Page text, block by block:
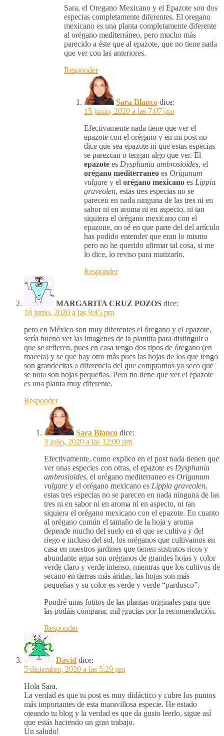
Sara, el Oregano Mexicano y el Epazote son dos
especias completamente diferentes. El oregano
mexicano es una planta completamente diferente
al orégano mediterráneo, pero mucho más
parecido a éste que al epazote, que no tiene nada
que ver con las anteriores.
Responder
Sara Blanco dice:
15 junio, 2020 a las 7:07 pm
Efectivamente nada tiene que ver el
epazote con el orégano y en mi post no
dice que sea epazote ni que estas especias
se parezcan o tengan algo que ver. El
epazote es Dysphania ambrosioides, el
orégano mediterraneo es Origanum
vulgare y el orégano mexicano es Lippia
graveolen, estas tres especias no se
parecen en nada ninguna de las tres ni en
sabor ni en aroma ni en aspecto, ni tan
siquiera el orégano mexicano con el
epazone, no sé en que parte del del artículo
has podido entender que eran lo mismo
pero no he querido afirmar tal cosa, si me
lo dice, lo reviso para matizarlo.
Responder
MARGARITA CRUZ POZOS dice:
18 junio, 2020 a las 9:45 pm
pero en México son muy diferentes el óregano y el epazote,
sería bueno ver las imagenes de la plantita para distinguir a
que se refieren, pues en casa tengo dos tipos de óregano (en
maceta) y se que hay otro más pues las hojas de los que tengo
son grandecitas a diferencia del que compramos ya seco que
se nota son hojas pequeñas. Pero no tiene que ver el epazote
es una planta muy diferente.
Responder
Sara Blanco dice:
3 julio, 2020 a las 12:00 pm
Efectivamente, como explico en el post nada tienen que
ver unas especies con otras, el epazote es Dysphania
ambrosioides, el orégano mediterraneo es Origanum
vulgare y el orégano mexicano es Lippia graveolen,
estas tres especias no se parecen en nada ninguna de las
tres ni en sabor ni en aroma ni en aspecto, ni tan
siquiera el orégano mexicano con el epazote. En cuanto
al orégano común el tamaño de la hoja y aroma
depende mucho del suelo en el que se cultiva y del
riego e incluso del sol, los oréganos que cultivamos en
casa en nuestros jardines que tienen sustratos ricos y
abundante agua son oréganos de grandes hojas y color
verde claro y verde intenso, mientras que los cultivos de
secano en tierras más áridas, las hojas son más
pequeñas y su color es verde y verde “pardusco”.
Pondré unas fotitos de las plantas originales para que
las podáis comparar, mil gracias por la recomendación.
Responder
David dice:
5 diciembre, 2020 a las 5:29 pm
Hola Sara.
La verdad es que tu post es muy didáctico y cubre los puntos
más importantes de esta maravillosa especie. He estado
ojeando tu blog y la verdad es que da gusto leerlo, sigue así
que estás haciendo un gran trabajo.
Un saludo!